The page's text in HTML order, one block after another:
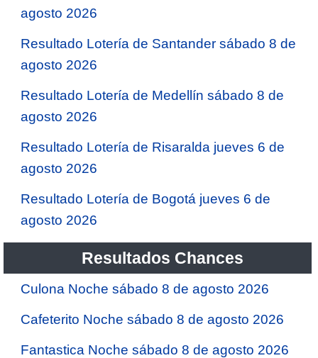
agosto 2026
Resultado Lotería de Santander sábado 8 de
agosto 2026
Resultado Lotería de Medellín sábado 8 de
agosto 2026
Resultado Lotería de Risaralda jueves 6 de
agosto 2026
Resultado Lotería de Bogotá jueves 6 de
agosto 2026
Resultados Chances
Culona Noche sábado 8 de agosto 2026
Cafeterito Noche sábado 8 de agosto 2026
Fantastica Noche sábado 8 de agosto 2026